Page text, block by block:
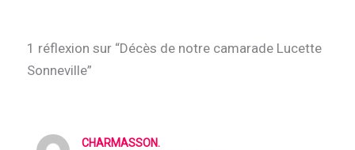
1 réflexion sur “Décès de notre camarade Lucette
Sonneville”
CHARMASSON.